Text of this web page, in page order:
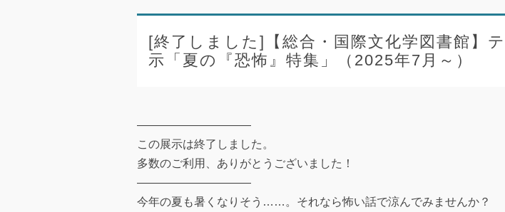
[終了しました]【総合・国際文化学図書館】
示「夏の『恐怖』特集」（2025年7月～）
——————————
この展示は終了しました。
多数のご利用、ありがとうございました！
——————————
今年の夏も暑くなりそう……。それなら怖い話で涼んでみませんか？